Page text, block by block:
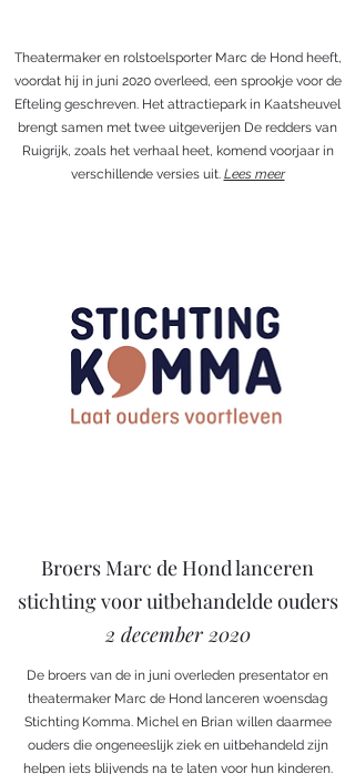
Theatermaker en rolstoelsporter Marc de Hond heeft,
voordat hij in juni 2020 overleed, een sprookje voor de
Efteling geschreven. Het attractiepark in Kaatsheuvel
brengt samen met twee uitgeverijen De redders van
Ruigrijk, zoals het verhaal heet, komend voorjaar in
verschillende versies uit. Lees meer
Broers Marc de Hond lanceren
stichting voor uitbehandelde ouders
2 december 2020
De broers van de in juni overleden presentator en
theatermaker Marc de Hond lanceren woensdag
Stichting Komma. Michel en Brian willen daarmee
ouders die ongeneeslijk ziek en uitbehandeld zijn
helpen iets blijvends na te laten voor hun kinderen.